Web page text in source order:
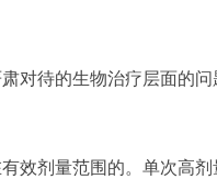
对待的生物治疗层面的
效剂量范围的。 单次高剂